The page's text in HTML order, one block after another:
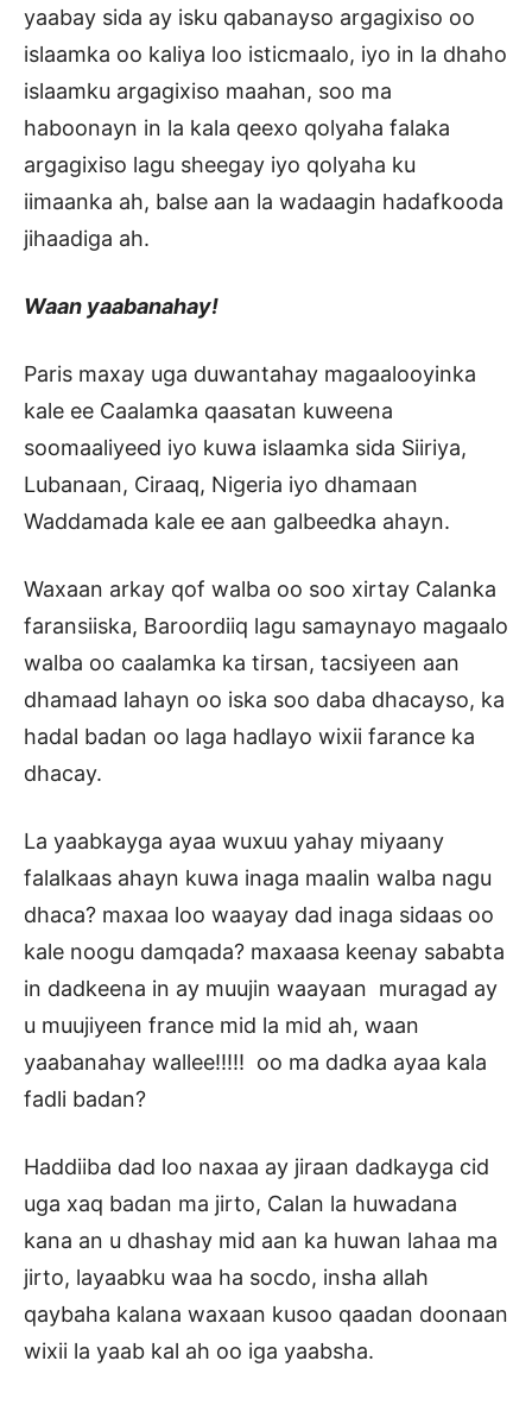
yaabay sida ay isku qabanayso argagixiso oo
islaamka oo kaliya loo isticmaalo, iyo in la dhaho
islaamku argagixiso maahan, soo ma
haboonayn in la kala qeexo qolyaha falaka
argagixiso lagu sheegay iyo qolyaha ku
iimaanka ah, balse aan la wadaagin hadafkooda
jihaadiga ah.
Waan yaabanahay!
Paris maxay uga duwantahay magaalooyinka
kale ee Caalamka qaasatan kuweena
soomaaliyeed iyo kuwa islaamka sida Siiriya,
Lubanaan, Ciraaq, Nigeria iyo dhamaan
Waddamada kale ee aan galbeedka ahayn.
Waxaan arkay qof walba oo soo xirtay Calanka
faransiiska, Baroordiiq lagu samaynayo magaalo
walba oo caalamka ka tirsan, tacsiyeen aan
dhamaad lahayn oo iska soo daba dhacayso, ka
hadal badan oo laga hadlayo wixii farance ka
dhacay.
La yaabkayga ayaa wuxuu yahay miyaany
falalkaas ahayn kuwa inaga maalin walba nagu
dhaca? maxaa loo waayay dad inaga sidaas oo
kale noogu damqada? maxaasa keenay sababta
in dadkeena in ay muujin waayaan muragad ay
u muujiyeen france mid la mid ah, waan
yaabanahay wallee!!!!! oo ma dadka ayaa kala
fadli badan?
Haddiiba dad loo naxaa ay jiraan dadkayga cid
uga xaq badan ma jirto, Calan la huwadana
kana an u dhashay mid aan ka huwan lahaa ma
jirto, layaabku waa ha socdo, insha allah
qaybaha kalana waxaan kusoo qaadan doonaan
wixii la yaab kal ah oo iga yaabsha.